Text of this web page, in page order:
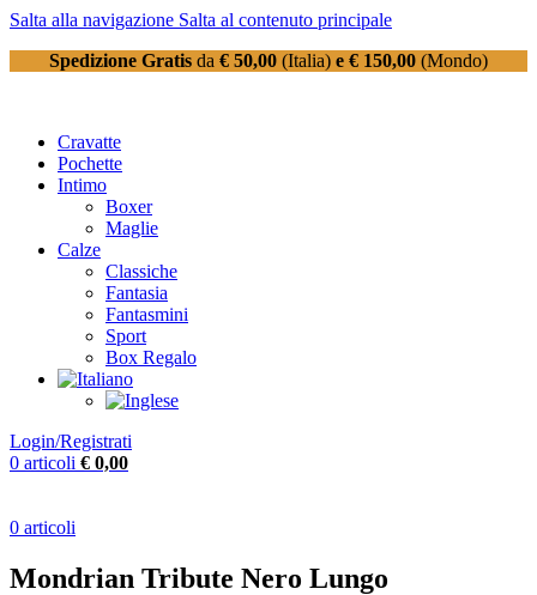
Salta alla navigazione Salta al contenuto principale
Spedizione Gratis da € 50,00 (Italia) e € 150,00 (Mondo)
Cravatte
Pochette
Intimo
Boxer
Maglie
Calze
Classiche
Fantasia
Fantasmini
Sport
Box Regalo
Login/Registrati
0 articoli € 0,00
0 articoli
Mondrian Tribute Nero Lungo